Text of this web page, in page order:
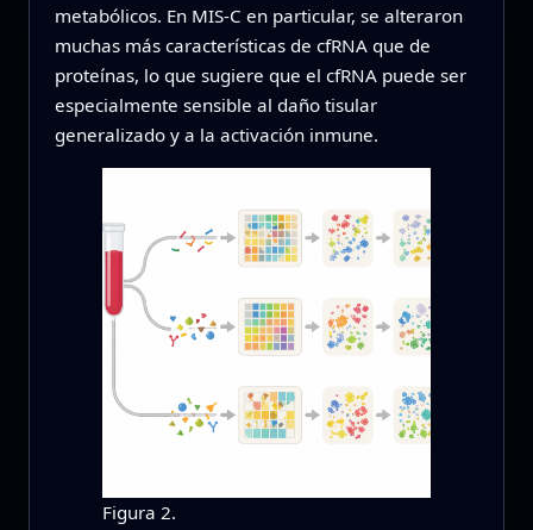
metabólicos. En MIS‑C en particular, se alteraron
muchas más características de cfRNA que de
proteínas, lo que sugiere que el cfRNA puede ser
especialmente sensible al daño tisular
generalizado y a la activación inmune.
Figura 2.